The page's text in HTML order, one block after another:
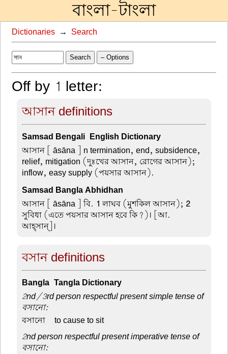
বাংলা-টাংলা
Dictionaries → Search
Search – Options
Off by 1 letter:
আসান definitions
Samsad Bengali-English Dictionary
আসান [ āsāna ] n termination, end, subsidence,
relief, mitigation (দুঃখের আসান, রোগের আসান);
inflow, easy supply (পয়সার আসান).
Samsad Bangla Abhidhan
আসান [ āsāna ] বি. 1 লাঘব (মুশকিল আসান); 2
সুবিধা (এতে পয়সার আসান হবে কি?)। [আ.
আহ্সান্]।
বসান definitions
Bangla-Tangla Dictionary
2nd/3rd person respectful present simple tense of
বসানো:
বসানো –to cause to sit
2nd person respectful present imperative tense of
বসানো: